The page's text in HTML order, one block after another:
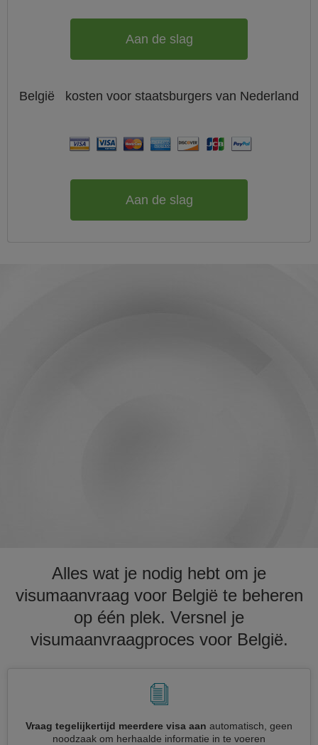
Aan de slag
België kosten voor staatsburgers van Nederland
Aan de slag
Alles wat je nodig hebt om je
visumaanvraag voor België te beheren
op één plek. Versnel je
visumaanvraagproces voor België.
Vraag tegelijkertijd meerdere visa aan automatisch, geen
noodzaak om herhaalde informatie in te voeren